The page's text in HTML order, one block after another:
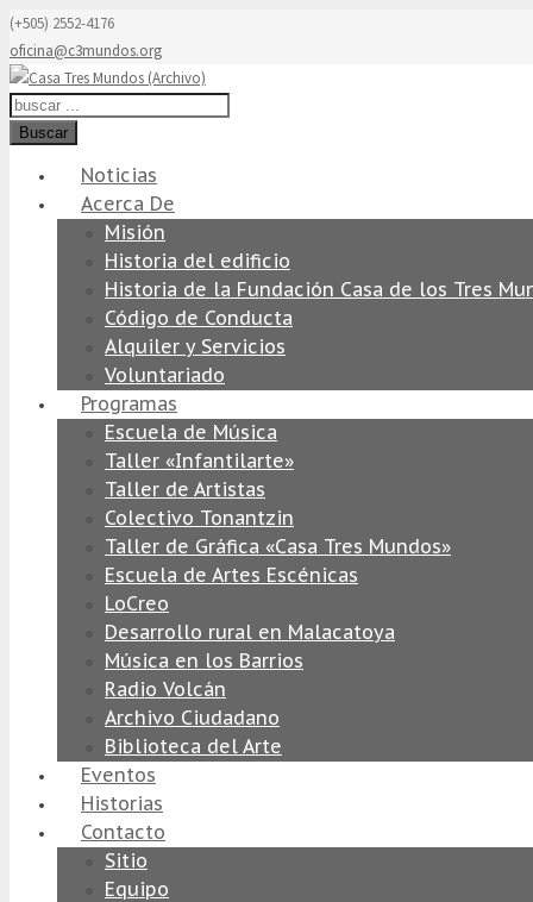
(+505) 2552-4176
oficina@c3mundos.org
Buscar
Noticias
Acerca De
Misión
Historia del edificio
Historia de la Fundación Casa de los Tres
Código de Conducta
Alquiler y Servicios
Voluntariado
Programas
Escuela de Música
Taller «Infantilarte»
Taller de Artistas
Colectivo Tonantzin
Taller de Gráfica «Casa Tres Mundos»
Escuela de Artes Escénicas
LoCreo
Desarrollo rural en Malacatoya
Música en los Barrios
Radio Volcán
Archivo Ciudadano
Biblioteca del Arte
Eventos
Historias
Contacto
Sitio
Equipo